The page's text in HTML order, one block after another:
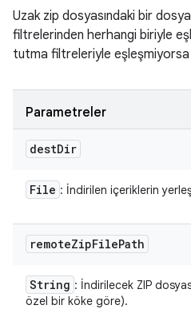
Uzak zip dosyasındaki bir
filtrelerinden herhangi biriyle
tutma filtreleriyle eşleşmiyorsa
Parametreler
destDir
File : İndirilen içeriklerin
remoteZipFilePath
String : İndirilecek ZIP
özel bir köke göre).